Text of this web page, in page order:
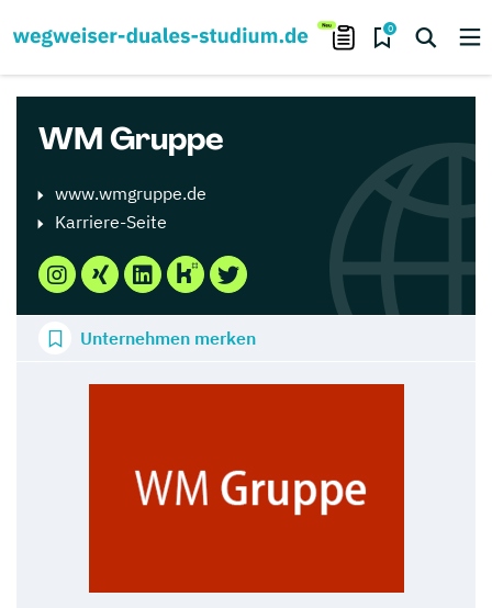
0
WM Gruppe
www.wmgruppe.de
Karriere-Seite
Unternehmen merken